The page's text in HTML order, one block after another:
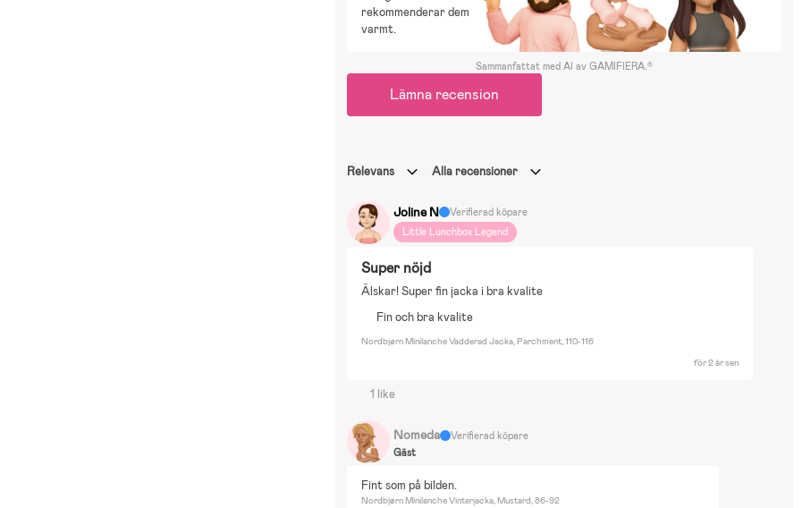
rekommenderar dem
varmt.
Sammanfattat med AI av GAMIFIERA.®
Lämna recension
Relevans Alla recensioner
Joline N
Verifierad köpare
Little Lunchbox Legend
Super nöjd
Älskar! Super fin jacka i bra kvalite
Fin och bra kvalite
Nordbjørn Minilanche Vadderad Jacka, Parchment, 110-116
för 2 år sen
1 like
Nomeda
Verifierad köpare
Gäst
Fint som på bilden.
Nordbjørn Minilanche Vinterjacka, Mustard, 86-92